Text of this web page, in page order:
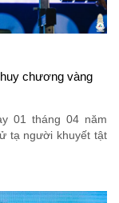
chương vàng
01 tháng 04 năm
tạ người khuyết tật